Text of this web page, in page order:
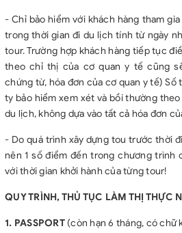
- Chỉ bảo hiểm với khách hàng tham
trong thời gian đi du lịch tính từ ngày
tour. Trường hợp khách hàng tiếp tục
theo chỉ thị của cơ quan y tế cũng
chứng từ, hóa đơn của cơ quan y tế)
ty bảo hiểm xem xét và bồi thường
du lịch, không dựa vào tất cả hóa đơn
- Do quá trình xây dựng tou trước thời
nên 1 số điểm đến trong chương trình
với thời gian khởi hành của từng tour!
QUY TRÌNH, THỦ TỤC LÀM THỊ THỰC
1. PASSPORT(còn hạn 6 tháng, có chữ